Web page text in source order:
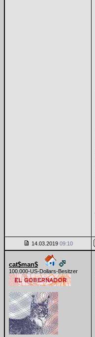
14.03.2019 09:10
cat$man$
100.000-US-Dollars-Besitzer